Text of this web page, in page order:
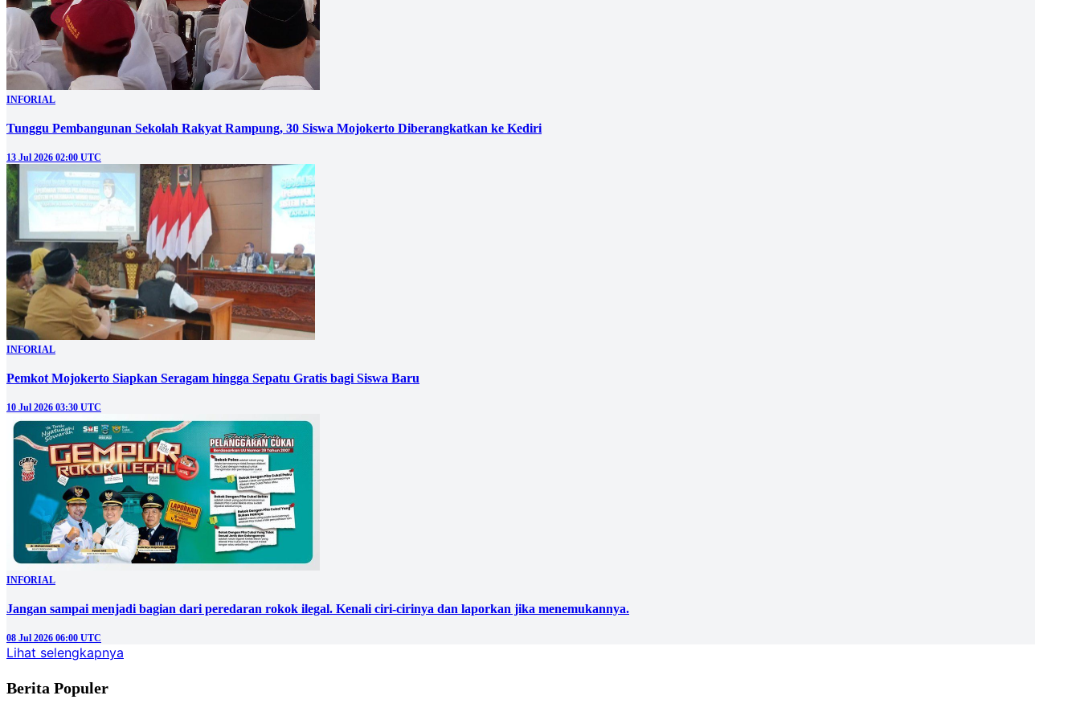
INFORIAL
Tunggu Pembangunan Sekolah Rakyat Rampung, 30 Siswa Mojokerto Diberangkatkan ke Kediri
13 Jul 2026 02:00 UTC
INFORIAL
Pemkot Mojokerto Siapkan Seragam hingga Sepatu Gratis bagi Siswa Baru
10 Jul 2026 03:30 UTC
INFORIAL
Jangan sampai menjadi bagian dari peredaran rokok ilegal. Kenali ciri-cirinya dan laporkan jika menemukannya.
08 Jul 2026 06:00 UTC
Lihat selengkapnya
Berita Populer